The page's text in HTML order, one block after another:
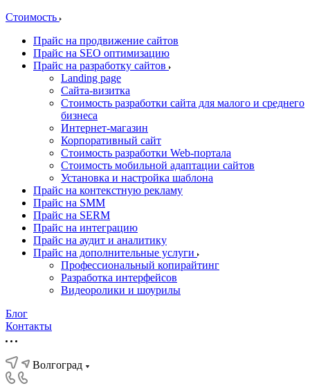
Стоимость
Прайс на продвижение сайтов
Прайс на SEO оптимизацию
Прайс на разработку сайтов
Landing page
Cайта-визитка
Стоимость разработки сайта для малого и среднего
бизнеса
Интернет-магазин
Корпоративный сайт
Стоимость разработки Web-портала
Стоимость мобильной адаптации сайтов
Установка и настройка шаблона
Прайс на контекстную рекламу
Прайс на SMM
Прайс на SERM
Прайс на интеграцию
Прайс на аудит и аналитику
Прайс на дополнительные услуги
Профессиональный копирайтинг
Разработка интерфейсов
Видеоролики и шоурилы
Блог
Контакты
Волгоград